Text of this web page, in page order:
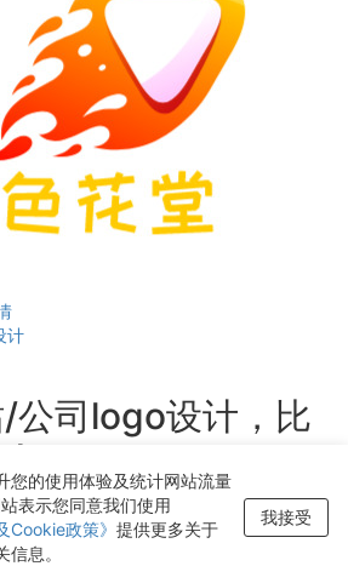
计
公司logo设计，比
logo设计
您的使用体验及统计网站流量
表示您同意我们使用
Cookie政策》 提供更多关于
息。
我接受